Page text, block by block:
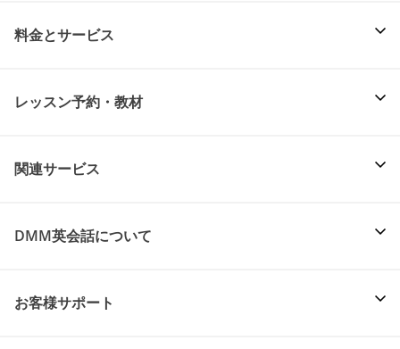
料金とサービス
レッスン予約・教材
関連サービス
DMM英会話について
お客様サポート